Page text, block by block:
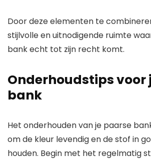
Door deze elementen te
stijlvolle en uitnodigende ruimte
bank echt tot zijn recht komt.
Onderhoudstips voor
bank
Het onderhouden van je paarse
om de kleur levendig en de stof in
houden. Begin met het regelmatig